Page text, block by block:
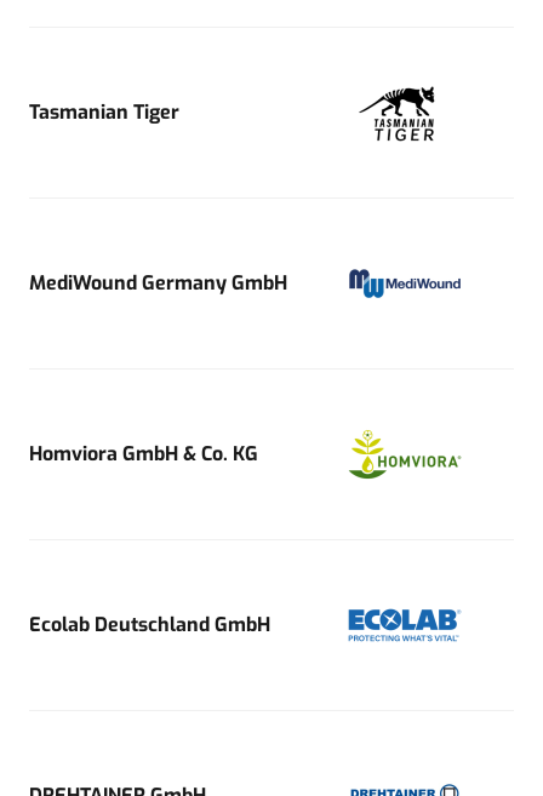
Tasmanian Tiger
MediWound Germany GmbH
Homviora GmbH & Co. KG
Ecolab Deutschland GmbH